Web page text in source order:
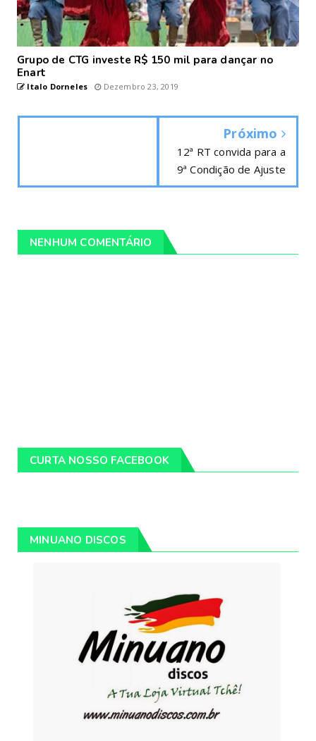
Grupo de CTG investe R$ 150 mil para dançar no
Enart
Italo Dorneles Dezembro 23, 2019
Próximo
12ª RT convida para a
9ª Condição de Ajuste
NENHUM COMENTÁRIO
CURTA NOSSO FACEBOOK
MINUANO DISCOS